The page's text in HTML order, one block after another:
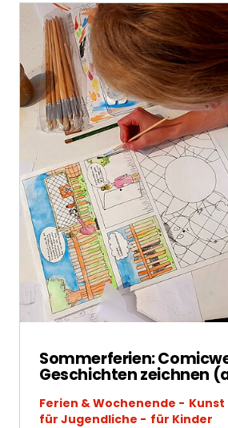
Sommerferien:
Geschichten zeichnen
Ferien & Wochenende
Kunst
für Jugendliche
für Kinder